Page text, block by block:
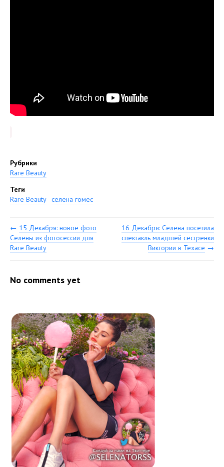
Рубрики
Rare Beauty
Теги
Rare Beauty селена гомес
← 15 Декабря: новое фото
Селены из фотосессии для
Rare Beauty
16 Декабря: Селена посетила
спектакль младшей сестренки
Виктории в Техасе →
No comments yet